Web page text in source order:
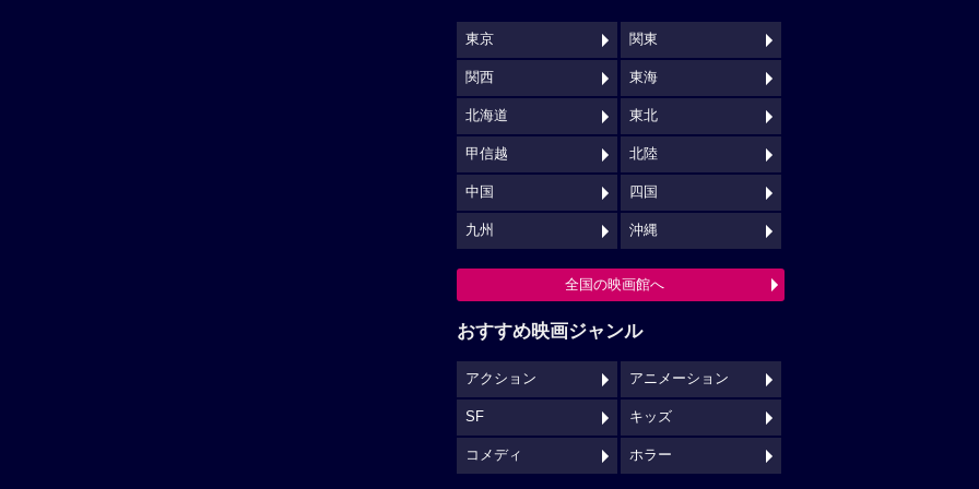
東京 関東
関西 東海
北海道 東北
甲信越 北陸
中国 四国
九州 沖縄
全国の映画館へ
おすすめ映画ジャンル
アクション アニメーション
SF キッズ
コメディ ホラー